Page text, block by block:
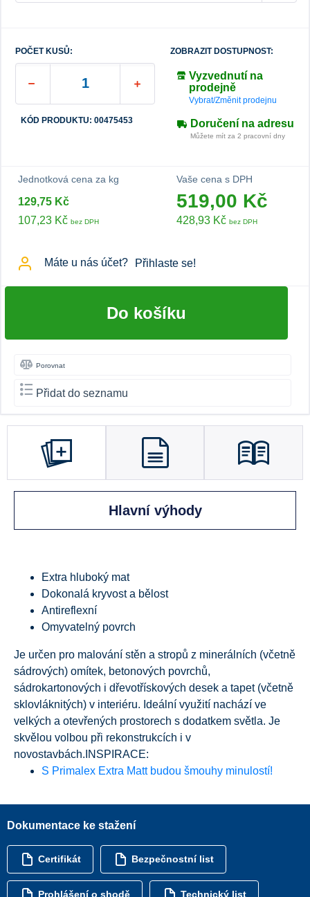
POČET KUSŮ:
KÓD PRODUKTU: 00475453
ZOBRAZIT DOSTUPNOST:
Vyzvednutí na
prodejně
Vybrat/Změnit prodejnu
Doručení na adresu
Můžete mít za 2 pracovní dny
Jednotková cena za kg
129,75 Kč
107,23 Kč bez DPH
Vaše cena s DPH
519,00 Kč
428,93 Kč bez DPH
Máte u nás účet? Přihlaste se!
Do košíku
Porovnat
Přidat do seznamu
Hlavní výhody
Extra hluboký mat
Dokonalá kryvost a bělost
Antireflexní
Omyvatelný povrch
Je určen pro malování stěn a stropů z minerálních (včetně
sádrových) omítek, betonových povrchů,
sádrokartonových i dřevotřískových desek a tapet (včetně
sklovláknitých) v interiéru. Ideální využití nachází ve
velkých a otevřených prostorech s dodatkem světla. Je
skvělou volbou při rekonstrukcích i v
novostavbách. INSPIRACE:
S Primalex Extra Matt budou šmouhy minulostí!
Dokumentace ke stažení
Certifikát Bezpečnostní list
Prohlášení o shodě Technický list